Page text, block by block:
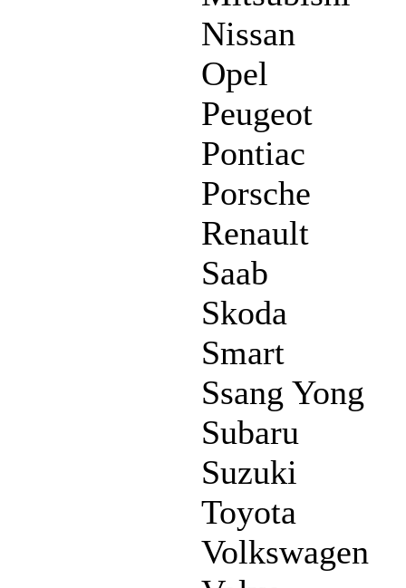
Nissan
Opel
Peugeot
Pontiac
Porsche
Renault
Saab
Skoda
Smart
Ssang Yong
Subaru
Suzuki
Toyota
Volkswagen